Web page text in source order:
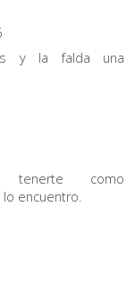
y la falda una
tenerte como
encuentro.